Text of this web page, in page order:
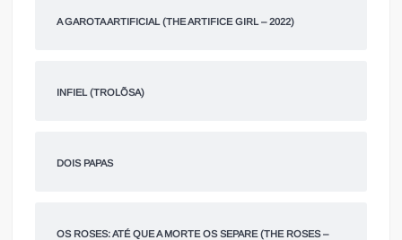
A GAROTA ARTIFICIAL (THE ARTIFICE GIRL – 2022)
INFIEL (TROLÕSA)
DOIS PAPAS
OS ROSES: ATÉ QUE A MORTE OS SEPARE (THE ROSES –